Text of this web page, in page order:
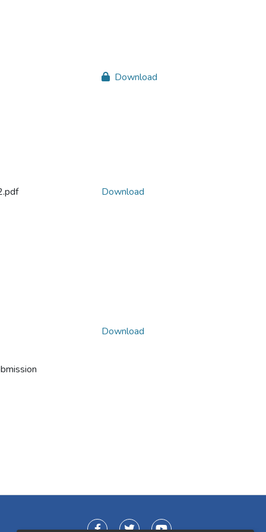
Download
Download
Download